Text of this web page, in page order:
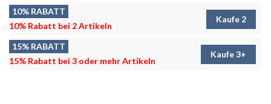
10% RABATT
10% Rabatt bei 2 Artikeln
Kaufe 2
15% RABATT
15% Rabatt bei 3 oder mehr Artikeln
Kaufe 3+